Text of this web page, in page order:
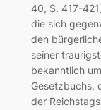
40, S. 417-
die sich
den
seiner
bekanntlich
Gesetzbuchs,
der